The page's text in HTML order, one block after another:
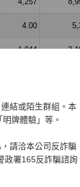
結或陌生群組。本
牌體驗」等。
請洽本公司反詐騙
政署165反詐騙諮詢